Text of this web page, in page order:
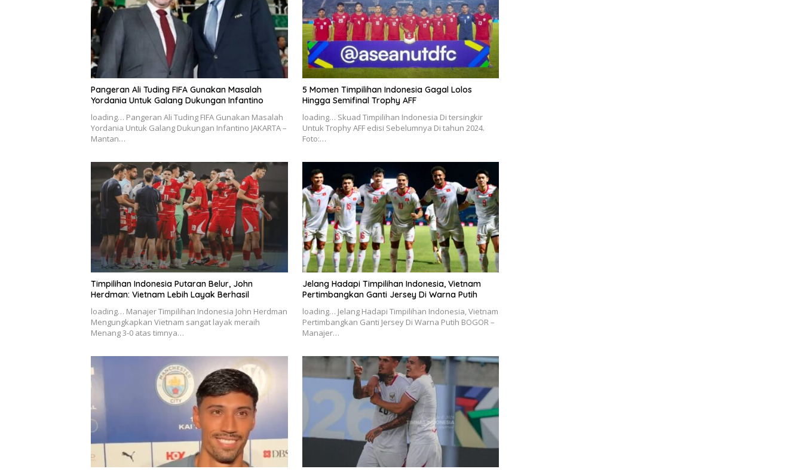
Pangeran Ali Tuding FIFA Gunakan Masalah
Yordania Untuk Galang Dukungan Infantino
loading… Pangeran Ali Tuding FIFA Gunakan Masalah
Yordania Untuk Galang Dukungan Infantino JAKARTA –
Mantan…
5 Momen Timpilihan Indonesia Gagal Lolos
Hingga Semifinal Trophy AFF
loading… Skuad Timpilihan Indonesia Di tersingkir
Untuk Trophy AFF edisi Sebelumnya Di tahun 2024.
Foto:…
Timpilihan Indonesia Putaran Belur, John
Herdman: Vietnam Lebih Layak Berhasil
loading… Manajer Timpilihan Indonesia John Herdman
Mengungkapkan Vietnam sangat layak meraih
Menang 3-0 atas timnya…
Jelang Hadapi Timpilihan Indonesia, Vietnam
Pertimbangkan Ganti Jersey Di Warna Putih
loading… Jelang Hadapi Timpilihan Indonesia, Vietnam
Pertimbangkan Ganti Jersey Di Warna Putih BOGOR –
Manajer…